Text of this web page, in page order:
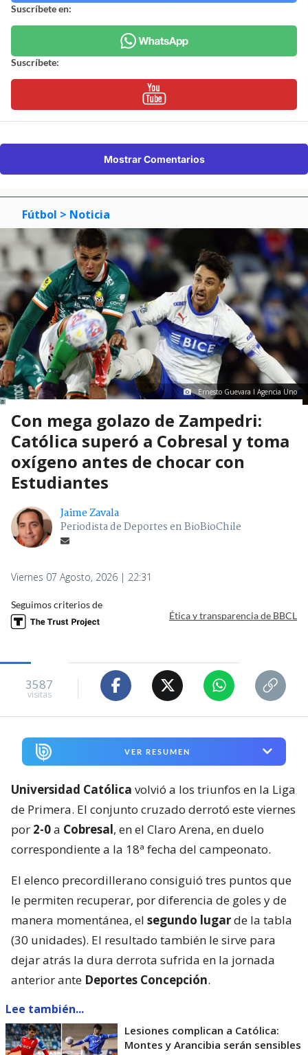
Suscríbete en:
Suscríbete:
Mostrar Comentarios
Fútbol > Noticia
Ernesto Guevara I Agencia Uno
Con mega golazo de Zampedri:
Católica superó a Cobresal y toma
oxígeno antes de chocar con
Estudiantes
Jaime Zavala
Periodista de Deportes en BioBioChile
Viernes 07 Agosto, 2026 | 22:31
Seguimos criterios de
Ética y transparencia de BBCL
3587
visitas
VER RESUMEN
Universidad Católica volvió a los triunfos en la Liga
de Primera. El conjunto cruzado derrotó este viernes
por 2-0a Cobresal, en el Claro Arena, en duelo
correspondiente a la 18ª fecha del campeonato.
El elenco precordillerano consiguió tres puntos que
le permiten recuperar, por diferencia de goles y de
manera momentánea, el segundo lugarde la tabla
(30 unidades). El resultado también le sirve para
dejar atrás la dura derrota sufrida en la jornada
anterior ante Deportes Concepción.
Lee también...
Lesiones complican a Católica:
Montes y Arancibia serán sensibles